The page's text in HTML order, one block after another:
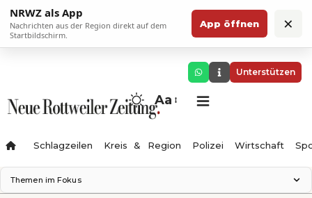
NRWZ als App
Nachrichten aus der Region direkt auf dem
Startbildschirm.
App öffnen ×
Unterstützen
Aa
Schlagzeilen Kreis & Region Polizei Wirtschaft
Themen im Fokus